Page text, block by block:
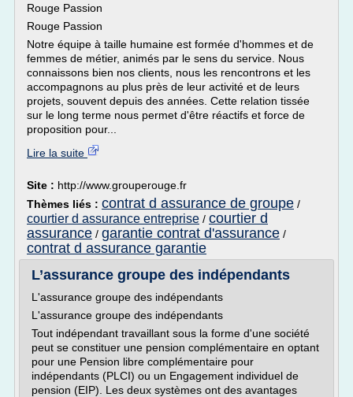
Rouge Passion
Rouge Passion
Notre équipe à taille humaine est formée d'hommes et de
femmes de métier, animés par le sens du service. Nous
connaissons bien nos clients, nous les rencontrons et les
accompagnons au plus près de leur activité et de leurs
projets, souvent depuis des années. Cette relation tissée
sur le long terme nous permet d'être réactifs et force de
proposition pour...
Lire la suite
Site : http://www.grouperouge.fr
Thèmes liés : contrat d assurance de groupe /
courtier d assurance entreprise / courtier d
assurance / garantie contrat d'assurance /
contrat d assurance garantie
L’assurance groupe des indépendants
L'assurance groupe des indépendants
L'assurance groupe des indépendants
Tout indépendant travaillant sous la forme d'une société
peut se constituer une pension complémentaire en optant
pour une Pension libre complémentaire pour
indépendants (PLCI) ou un Engagement individuel de
pension (EIP). Les deux systèmes ont des avantages